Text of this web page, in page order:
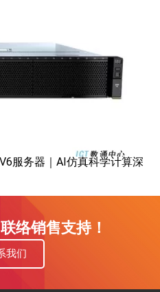
服务器｜AI仿真科学计算深
络销售支持！
我们